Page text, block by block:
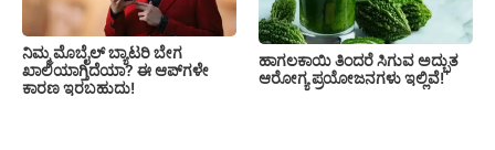
ನಿಮ್ಮ ಮೊಬೈಲ್ ಬ್ಯಾಟರಿ ಬೇಗ
ಖಾಲಿಯಾಗ್ತಿದೆಯಾ? ಈ ಆಪ್‌ಗಳೇ
ಕಾರಣ ಇರಬಹುದು!
ಹಾಗಲಕಾಯಿ ತಿಂದರೆ ಸಿಗುವ ಅದ್ಭುತ
ಆರೋಗ್ಯ ಪ್ರಯೋಜನಗಳು ಇಲ್ಲಿವೆ!